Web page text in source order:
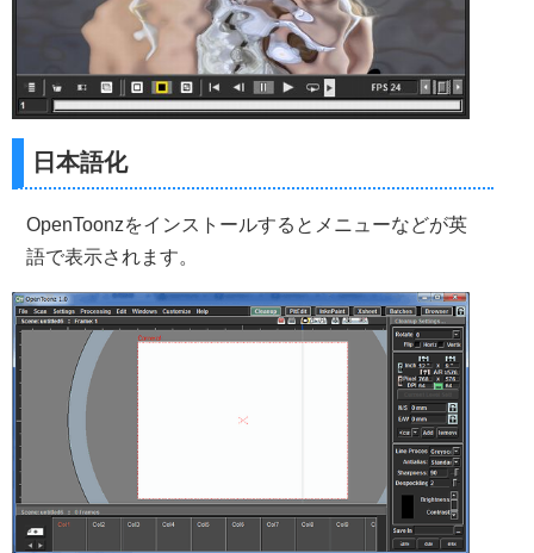
日本語化
OpenToonzをインストールするとメニューなどが英
語で表示されます。